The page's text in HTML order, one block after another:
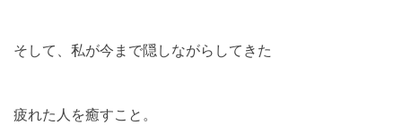
そして、私が今まで隠しながらしてきた
疲れた人を癒すこと。